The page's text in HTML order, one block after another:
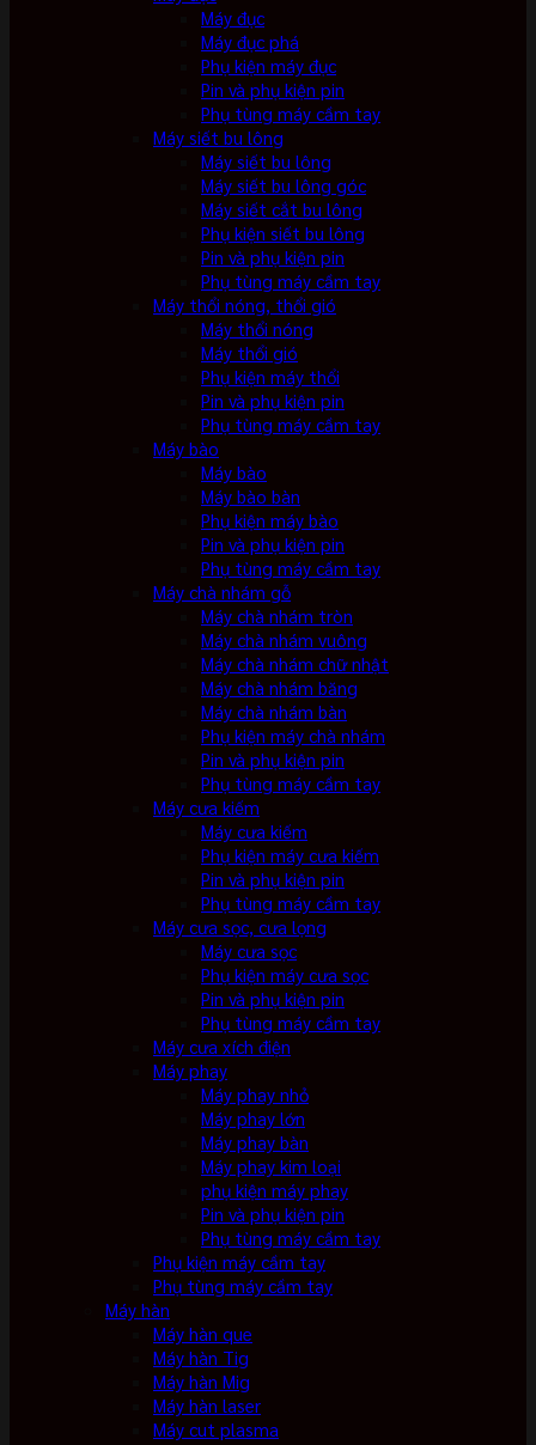
Máy đục
Máy đục phá
Phụ kiện máy đục
Pin và phụ kiện pin
Phụ tùng máy cầm tay
Máy siết bu lông
Máy siết bu lông
Máy siết bu lông góc
Máy siết cắt bu lông
Phụ kiện siết bu lông
Pin và phụ kiện pin
Phụ tùng máy cầm tay
Máy thổi nóng, thổi gió
Máy thổi nóng
Máy thổi gió
Phụ kiện máy thổi
Pin và phụ kiện pin
Phụ tùng máy cầm tay
Máy bào
Máy bào
Máy bào bàn
Phụ kiện máy bào
Pin và phụ kiện pin
Phụ tùng máy cầm tay
Máy chà nhám gỗ
Máy chà nhám tròn
Máy chà nhám vuông
Máy chà nhám chữ nhật
Máy chà nhám băng
Máy chà nhám bàn
Phụ kiện máy chà nhám
Pin và phụ kiện pin
Phụ tùng máy cầm tay
Máy cưa kiếm
Máy cưa kiếm
Phụ kiện máy cưa kiếm
Pin và phụ kiện pin
Phụ tùng máy cầm tay
Máy cưa sọc, cưa lọng
Máy cưa sọc
Phụ kiện máy cưa sọc
Pin và phụ kiện pin
Phụ tùng máy cầm tay
Máy cưa xích điện
Máy phay
Máy phay nhỏ
Máy phay lớn
Máy phay bàn
Máy phay kim loại
phụ kiện máy phay
Pin và phụ kiện pin
Phụ tùng máy cầm tay
Phụ kiện máy cầm tay
Phụ tùng máy cầm tay
Máy hàn
Máy hàn que
Máy hàn Tig
Máy hàn Mig
Máy hàn laser
Máy cut plasma